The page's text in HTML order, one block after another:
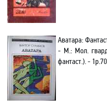
Аватара:
- М.: Мол.
фантаст.). -